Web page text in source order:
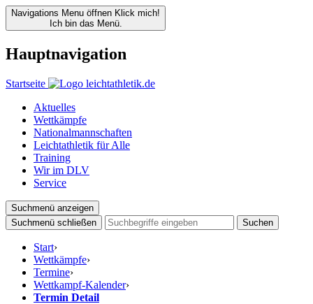
Navigations Menu öffnen Klick mich!
Ich bin das Menü.
Hauptnavigation
Startseite
Aktuelles
Wettkämpfe
Nationalmannschaften
Leichtathletik für Alle
Training
Wir im DLV
Service
Suchmenü anzeigen
Suchmenü schließen
Suchen
Start›
Wettkämpfe›
Termine›
Wettkampf-Kalender›
Termin Detail